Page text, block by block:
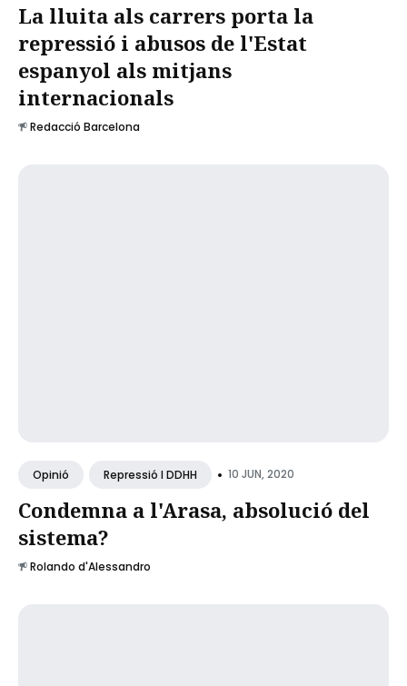
La lluita als carrers porta la
repressió i abusos de l'Estat
espanyol als mitjans
internacionals
Redacció Barcelona
Opinió Repressió I DDHH • 10 JUN, 2020
Condemna a l'Arasa, absolució del
sistema?
Rolando d'Alessandro